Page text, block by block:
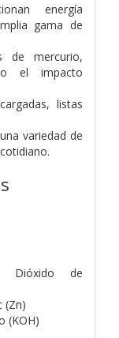
energía
gama de
de mercurio,
el impacto
listas
variedad de
Dióxido de
(Zn)
(KOH)